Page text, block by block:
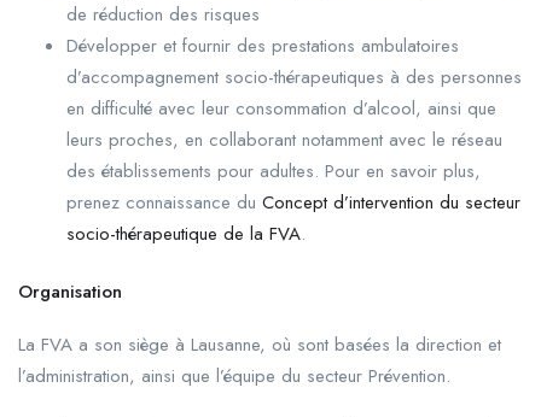
de réduction des risques
Développer et fournir des prestations ambulatoires
d’accompagnement socio-thérapeutiques à des personnes
en difficulté avec leur consommation d’alcool, ainsi que
leurs proches, en collaborant notamment avec le réseau
des établissements pour adultes. Pour en savoir plus,
prenez connaissance du Concept d’intervention du secteur
socio-thérapeutique de la FVA.
Organisation
La FVA a son siège à Lausanne, où sont basées la direction et
l’administration, ainsi que l’équipe du secteur Prévention.